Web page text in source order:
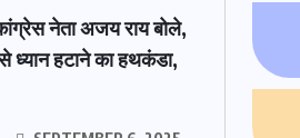
नेता अजय राय बोले,
ध्यान हटाने का हथकंडा,